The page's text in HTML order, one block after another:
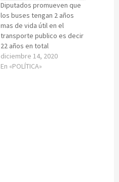
Diputados promueven que
los buses tengan 2 años
mas de vida útil en el
transporte publico es decir
22 años en total
diciembre 14, 2020
En «POLÍTICA»